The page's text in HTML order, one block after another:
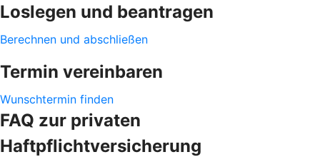
Loslegen und beantragen
Berechnen und abschließen
Termin vereinbaren
Wunschtermin finden
FAQ zur privaten
Haftpflichtversicherung